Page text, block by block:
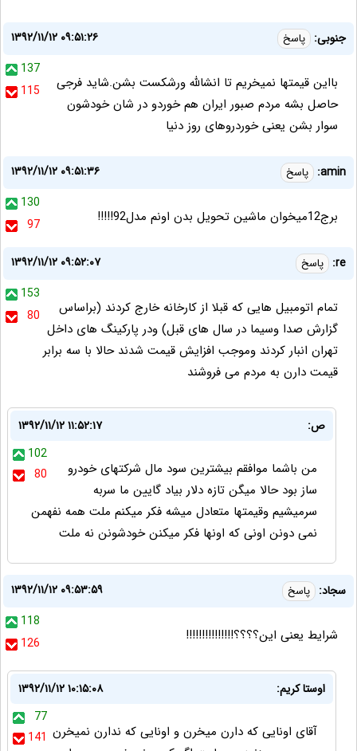
جنوبی: پاسخ
۱۳۹۲/۱۱/۱۲ ۰۹:۵۱:۲۶
137
115
بااین قیمتها نمیخریم تا انشالله ورشکست بشن.شاید فرجی
حاصل بشه مردم صبور ایران هم خوردو در شان خودشون
سوار بشن یعنی خوردروهای روز دنیا
amin: پاسخ
۱۳۹۲/۱۱/۱۲ ۰۹:۵۱:۳۶
130
97
برج12میخوان ماشین تحویل بدن اونم مدل92!!!!!
re: پاسخ
۱۳۹۲/۱۱/۱۲ ۰۹:۵۲:۰۷
153
80
تمام اتومبیل هایی که قبلا از کارخانه خارج کردند (براساس
گزارش صدا وسیما در سال های قبل) ودر پارکینگ های داخل
تهران انبار کردند وموجب افزایش قیمت شدند حالا با سه برابر
قیمت دارن به مردم می فروشند
ص:
۱۳۹۲/۱۱/۱۲ ۱۱:۵۲:۱۷
102
80
من باشما موافقم بیشترین سود مال شرکتهای خودرو
ساز بود حالا میگن تازه دلار بیاد گایین ما سربه
سرمیشیم وقیمتها متعادل میشه فکر میکنم ملت همه نفهمن
نمی دونن اونی که اونها فکر میکنن خودشونن نه ملت
سجاد: پاسخ
۱۳۹۲/۱۱/۱۲ ۰۹:۵۳:۵۹
118
126
شرایط یعنی این؟؟؟؟!!!!!!!!!!!!!!!
اوستا کریم:
۱۳۹۲/۱۱/۱۲ ۱۰:۱۵:۰۸
77
141 آقای اونایی که دارن میخرن و اونایی که ندارن نمیخرن